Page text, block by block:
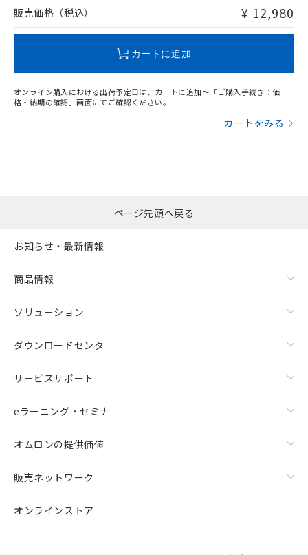
問い合わせください。
販売価格（税込） ¥ 12,980
カートに追加
オンライン購入における出荷予定日は、カートに追加～「ご購入手続き：価
格・納期の確認」画面にてご確認ください。
カートをみる
ページ先頭へ戻る
お知らせ・最新情報
商品情報
ソリューション
ダウンロードセンタ
サービスサポート
eラーニング・セミナ
オムロンの提供価値
販売ネットワーク
オンラインストア